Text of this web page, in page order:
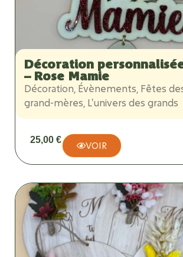
Décoration
– Rose Mamie
Décoration Évènements Fêtes
grand-mères L'univers des grands
25,00 € VOIR